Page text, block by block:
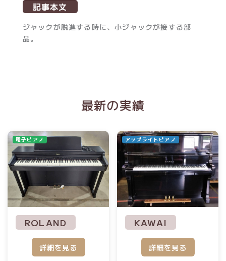
記事本文
ジャックが脱進する時に、小ジャックが接する部
品。
最新の実績
電子ピアノ
ROLAND
詳細を見る
アップライトピアノ
KAWAI
詳細を見る